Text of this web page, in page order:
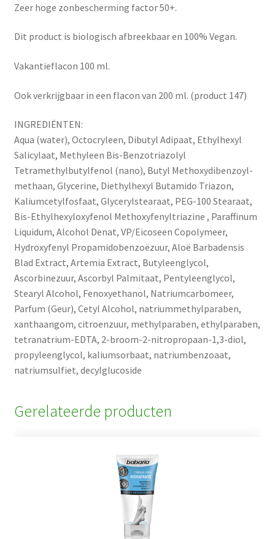
Zeer hoge zonbescherming factor 50+.
Dit product is biologisch afbreekbaar en 100% Vegan.
Vakantieflacon 100 ml.
Ook verkrijgbaar in een flacon van 200 ml. (product 147)
INGREDIËNTEN:
Aqua (water), Octocryleen, Dibutyl Adipaat, Ethylhexyl
Salicylaat, Methyleen Bis-Benzotriazolyl
Tetramethylbutylfenol (nano), Butyl Methoxydibenzoyl-
methaan, Glycerine, Diethylhexyl Butamido Triazon,
Kaliumcetylfosfaat, Glycerylstearaat, PEG-100 Stearaat,
Bis-Ethylhexyloxyfenol Methoxyfenyltriazine , Paraffinum
Liquidum, Alcohol Denat, VP/Eicoseen Copolymeer,
Hydroxyfenyl Propamidobenzoëzuur, Aloë Barbadensis
Blad Extract, Artemia Extract, Butyleenglycol,
Ascorbinezuur, Ascorbyl Palmitaat, Pentyleenglycol,
Stearyl Alcohol, Fenoxyethanol, Natriumcarbomeer,
Parfum (Geur), Cetyl Alcohol, natriummethylparaben,
xanthaangom, citroenzuur, methylparaben, ethylparaben,
tetranatrium-EDTA, 2-broom-2-nitropropaan-1,3-diol,
propyleenglycol, kaliumsorbaat, natriumbenzoaat,
natriumsulfiet, decylglucoside
Gerelateerde producten